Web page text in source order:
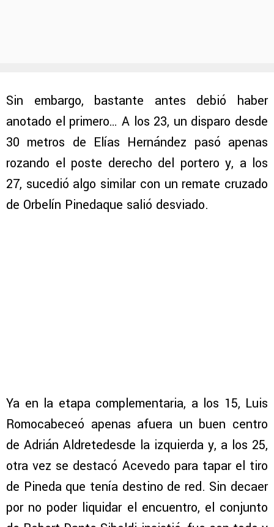
Sin embargo, bastante antes debió haber
anotado el primero… A los 23, un disparo desde
30 metros de Elías Hernández pasó apenas
rozando el poste derecho del portero y, a los
27, sucedió algo similar con un remate cruzado
de Orbelín Pinedaque salió desviado.
Ya en la etapa complementaria, a los 15, Luis
Romocabeceó apenas afuera un buen centro
de Adrián Aldretedesde la izquierda y, a los 25,
otra vez se destacó Acevedo para tapar el tiro
de Pineda que tenía destino de red. Sin decaer
por no poder liquidar el encuentro, el conjunto